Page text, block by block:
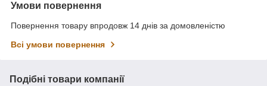
Умови повернення
Повернення товару впродовж 14 днів за домовленістю
Всі умови повернення
Подібні товари компанії